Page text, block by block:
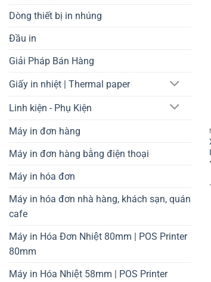
Dòng thiết bị in nhúng
Đầu in
Giải Pháp Bán Hàng
Giấy in nhiệt | Thermal paper
Linh kiện - Phụ Kiện
Máy in đơn hàng
Máy in đơn hàng bằng điện thoại
Máy in hóa đơn
Máy in hóa đơn nhà hàng, khách sạn, quán
cafe
Máy in Hóa Đơn Nhiệt 80mm | POS Printer
80mm
Máy in Hóa Nhiệt 58mm | POS Printer